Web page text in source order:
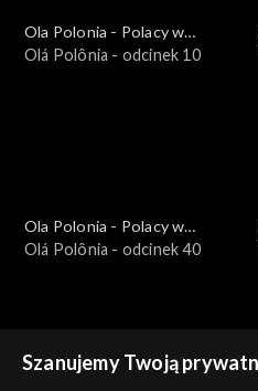
Ola Polonia - Polacy w
Brazylii i Ameryce
Olá Polônia - odcinek 10
Ola Polonia - Polacy w
Brazylii i Ameryce
Olá Polônia - odcinek 40
Szanujemy Twoją